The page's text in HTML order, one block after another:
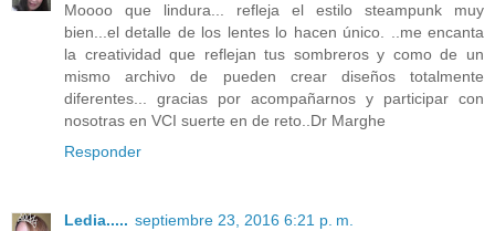
Moooo que lindura... refleja el estilo steampunk muy
bien...el detalle de los lentes lo hacen único. ..me encanta
la creatividad que reflejan tus sombreros y como de un
mismo archivo de pueden crear diseños totalmente
diferentes... gracias por acompañarnos y participar con
nosotras en VCI suerte en de reto..Dr Marghe
Responder
Ledia..... septiembre 23, 2016 6:21 p. m.